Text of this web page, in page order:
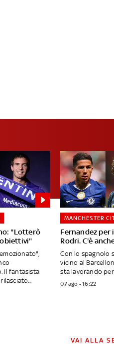
"Lotterò
Il fantasista
Fernandez per
Rodri. C'è
MANCHESTER
Con lo spagnolo
vicino al
sta lavorando per
07 ago - 16:22
VAI ALLA